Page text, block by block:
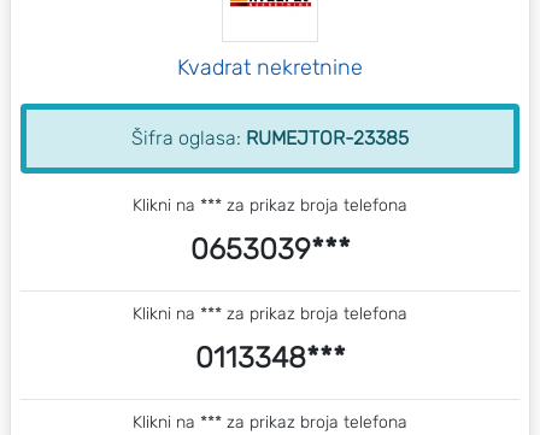
Kvadrat nekretnine
Šifra oglasa: RUMEJTOR-23385
Klikni na *** za prikaz broja telefona
0653039***
Klikni na *** za prikaz broja telefona
0113348***
Klikni na *** za prikaz broja telefona